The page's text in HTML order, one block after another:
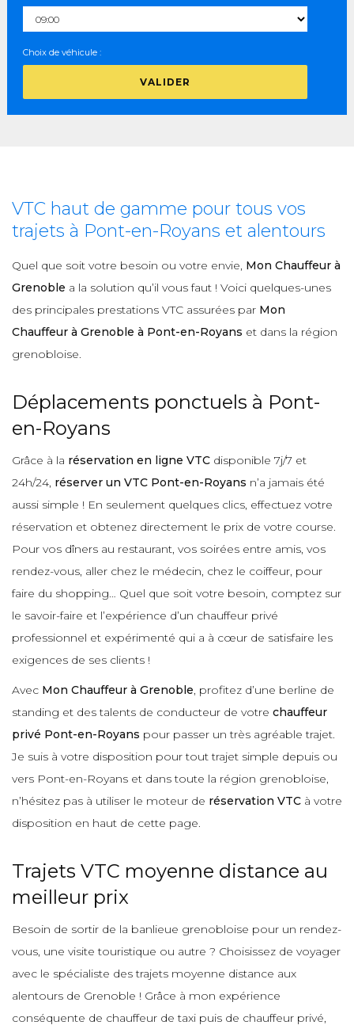
Choix de véhicule :
VALIDER
VTC haut de gamme pour tous vos
trajets à Pont-en-Royans et alentours
Quel que soit votre besoin ou votre envie, Mon Chauffeur à
Grenoble a la solution qu’il vous faut ! Voici quelques-unes
des principales prestations VTC assurées par Mon
Chauffeur à Grenoble à Pont-en-Royans et dans la région
grenobloise.
Déplacements ponctuels à Pont-
en-Royans
Grâce à la réservation en ligne VTC disponible 7j/7 et
24h/24, réserver un VTC Pont-en-Royans n’a jamais été
aussi simple ! En seulement quelques clics, effectuez votre
réservation et obtenez directement le prix de votre course.
Pour vos dîners au restaurant, vos soirées entre amis, vos
rendez-vous, aller chez le médecin, chez le coiffeur, pour
faire du shopping… Quel que soit votre besoin, comptez sur
le savoir-faire et l’expérience d’un chauffeur privé
professionnel et expérimenté qui a à cœur de satisfaire les
exigences de ses clients !
Avec Mon Chauffeur à Grenoble, profitez d’une berline de
standing et des talents de conducteur de votre chauffeur
privé Pont-en-Royans pour passer un très agréable trajet.
Je suis à votre disposition pour tout trajet simple depuis ou
vers Pont-en-Royans et dans toute la région grenobloise,
n’hésitez pas à utiliser le moteur de réservation VTC à votre
disposition en haut de cette page.
Trajets VTC moyenne distance au
meilleur prix
Besoin de sortir de la banlieue grenobloise pour un rendez-
vous, une visite touristique ou autre ? Choisissez de voyager
avec le spécialiste des trajets moyenne distance aux
alentours de Grenoble ! Grâce à mon expérience
conséquente de chauffeur de taxi puis de chauffeur privé,